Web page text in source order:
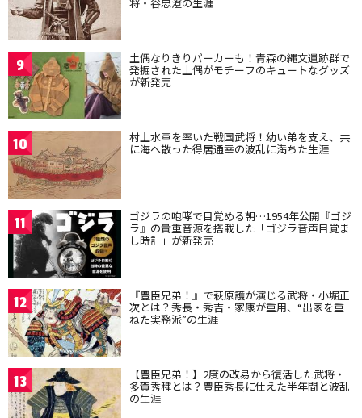
9 土偶なりきりパーカーも！青森の縄文遺跡群で
発掘された土偶がモチーフのキュートなグッズ
が新発売
10 村上水軍を率いた戦国武将！幼い弟を支え、共
に海へ散った得居通幸の波乱に満ちた生涯
11 ゴジラの咆哮で目覚める朝…1954年公開『ゴジ
ラ』の貴重音源を搭載した「ゴジラ音声目覚ま
し時計」が新発売
12 『豊臣兄弟！』で萩原護が演じる武将・小堀正
次とは？秀長・秀吉・家康が重用、“出家を重
ねた実務派”の生涯
13 【豊臣兄弟！】2度の改易から復活した武将・
多賀秀種とは？豊臣秀長に仕えた半年間と波乱
の生涯